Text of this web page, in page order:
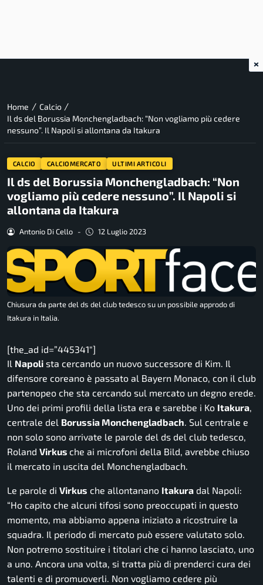
Home / Calcio /
Il ds del Borussia Monchengladbach: “Non vogliamo più cedere
nessuno”. Il Napoli si allontana da Itakura
CALCIO CALCIOMERCATO ULTIMI ARTICOLI
Il ds del Borussia Monchengladbach: “Non
vogliamo più cedere nessuno”. Il Napoli si
allontana da Itakura
Antonio Di Cello - 12 Luglio 2023
Chiusura da parte del ds del club tedesco su un possibile approdo di
Itakura in Italia.
[the_ad id=”445341″]
Il Napoli sta cercando un nuovo successore di Kim. Il
difensore coreano è passato al Bayern Monaco, con il club
partenopeo che sta cercando sul mercato un degno erede.
Uno dei primi profili della lista era e sarebbe i Ko Itakura
centrale del Borussia Monchengladbach . Sul centrale e
non solo sono arrivate le parole del ds del club tedesco,
Roland Virkus che ai microfoni della Bild , avrebbe chiuso
il mercato in uscita del Monchengladbach.
Le parole di Virkus che allontanano Itakura dal Napoli:
“Ho capito che alcuni tifosi sono preoccupati in questo
momento, ma abbiamo appena iniziato a ricostruire la
squadra. Il periodo di mercato può essere valutato solo.
Non potremo sostituire i titolari che ci hanno lasciato, uno
a uno. Ancora una volta, si tratta più di prenderci cura dei
talenti e di promuoverli. Non vogliamo cedere più
×